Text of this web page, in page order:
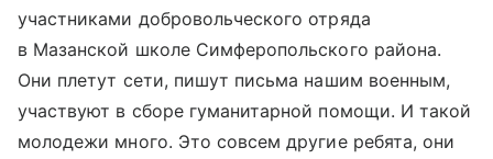
участниками добровольческого отряда
в Мазанской школе Симферопольского района.
Они плетут сети, пишут письма нашим военным,
участвуют в сборе гуманитарной помощи. И такой
молодежи много. Это совсем другие ребята, они